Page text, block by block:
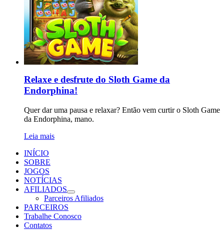
Relaxe e desfrute do Sloth Game da
Endorphina!
Quer dar uma pausa e relaxar? Então vem curtir o Sloth Game
da Endorphina, mano.
Leia mais
INÍCIO
SOBRE
JOGOS
NOTÍCIAS
AFILIADOS
Parceiros Afiliados
PARCEIROS
Trabalhe Conosco
Contatos